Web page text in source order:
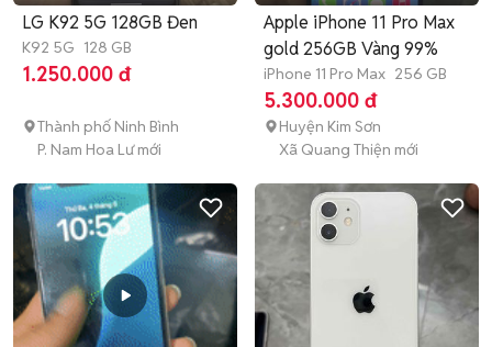
LG K92 5G 128GB Đen
K92 5G 128 GB
1.250.000 đ
Thành phố Ninh Bình
P. Nam Hoa Lư mới
Apple iPhone 11 Pro Max
gold 256GB Vàng 99%
iPhone 11 Pro Max 256 GB
5.300.000 đ
Huyện Kim Sơn
Xã Quang Thiện mới